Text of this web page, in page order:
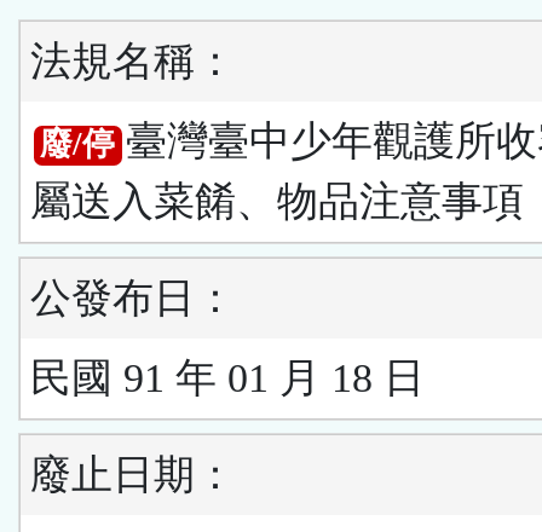
法規名稱：
廢/停 臺灣臺中少年觀護所
屬送入菜餚、物品注意事項
公發布日：
民國 91 年 01 月 18 日
廢止日期：